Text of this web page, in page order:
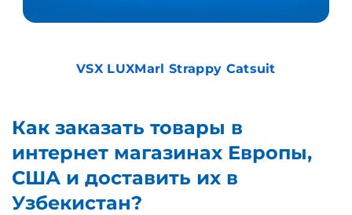
VSX LUXMarl Strappy Catsuit
Как заказать товары в
интернет магазинах Европы,
США и доставить их в
Узбекистан?